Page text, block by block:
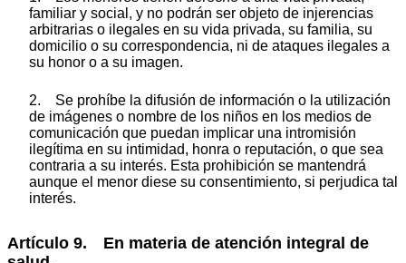
familiar y social, y no podrán ser objeto de injerencias
arbitrarias o ilegales en su vida privada, su familia, su
domicilio o su correspondencia, ni de ataques ilegales a
su honor o a su imagen.
2. Se prohíbe la difusión de información o la utilización
de imágenes o nombre de los niños en los medios de
comunicación que puedan implicar una intromisión
ilegítima en su intimidad, honra o reputación, o que sea
contraria a su interés. Esta prohibición se mantendrá
aunque el menor diese su consentimiento, si perjudica tal
interés.
Artículo 9. En materia de atención integral de